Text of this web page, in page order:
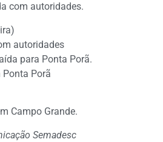
com autoridades.
autoridades
para Ponta Porã.
Porã
Campo Grande.
Semadesc